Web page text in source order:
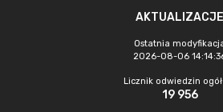
AKTUALIZACJE
Ostatnia
2026-08-06
Licznik odwiedzin
19 956